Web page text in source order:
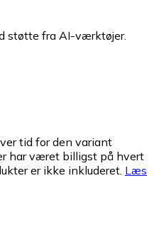
støtte fra AI-værktøjer.
tid for den variant
har været billigst på hvert
er ikke inkluderet. Læs